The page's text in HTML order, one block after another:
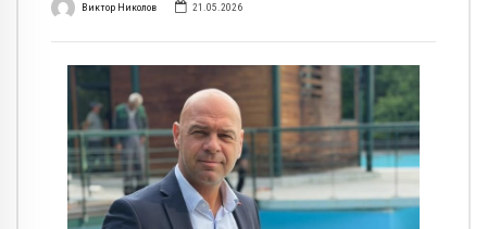
Виктор Николов 21.05.2026